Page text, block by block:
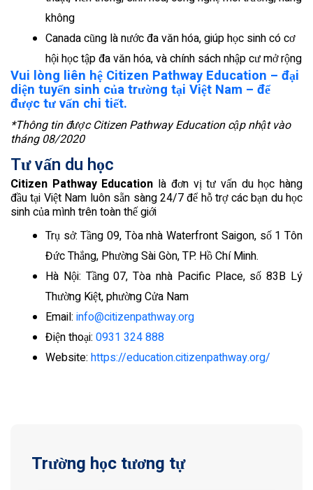
không
Canada cũng là nước đa văn hóa, giúp học sinh có cơ
hội học tập đa văn hóa, và chính sách nhập cư mở rộng
Vui lòng liên hệ Citizen Pathway Education – đại
diện tuyển sinh của trường tại Việt Nam – để
được tư vấn chi tiết.
*Thông tin được Citizen Pathway Education cập nhật vào
tháng 08/2020
Tư vấn du học
Citizen Pathway Education là đơn vị tư vấn du học hàng
đầu tại Việt Nam luôn sẵn sàng 24/7 để hỗ trợ các bạn du học
sinh của mình trên toàn thế giới
Trụ sở: Tầng 09, Tòa nhà Waterfront Saigon, số 1 Tôn
Đức Thắng, Phường Sài Gòn, TP. Hồ Chí Minh.
Hà Nội: Tầng 07, Tòa nhà Pacific Place, số 83B Lý
Thường Kiệt, phường Cửa Nam
Email: info@citizenpathway.org
Điện thoại: 0931 324 888
Website: https://education.citizenpathway.org/
Trường học tương tự